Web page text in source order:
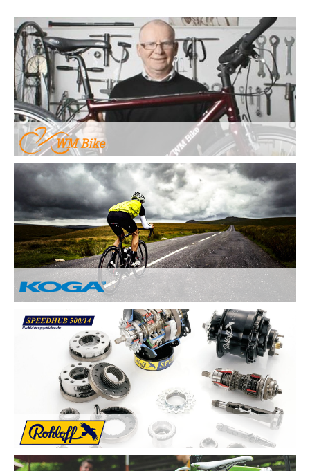
Nach Ihren Vorstellungen fertigen wir individuelle und
einzigartige Räder und sind erst zufrieden, wenn Sie zufrieden
sind. Deswegen legen wir besonderen Wert auf:
Kundenzufriedenheit durch Individuelle
Kundenberatung
Sicherheit und Fahrkomfort durch hochwertige
Komponenten
...
Von Hand gebaute Perfektion.
Alle KOGA Fahrräder werden von Hand in Holland gefertigt
und bestechen durch tolles Design. KOGA bietet eine breite
Auswahl an qualitativ Hochwertigen Elektrorädern, City-Bikes,
Trekking- und Reiserädern, Mountainbikes und Rennrädern.
Die Rohloff SPEEDHUB 500/14 wurde für Profis und